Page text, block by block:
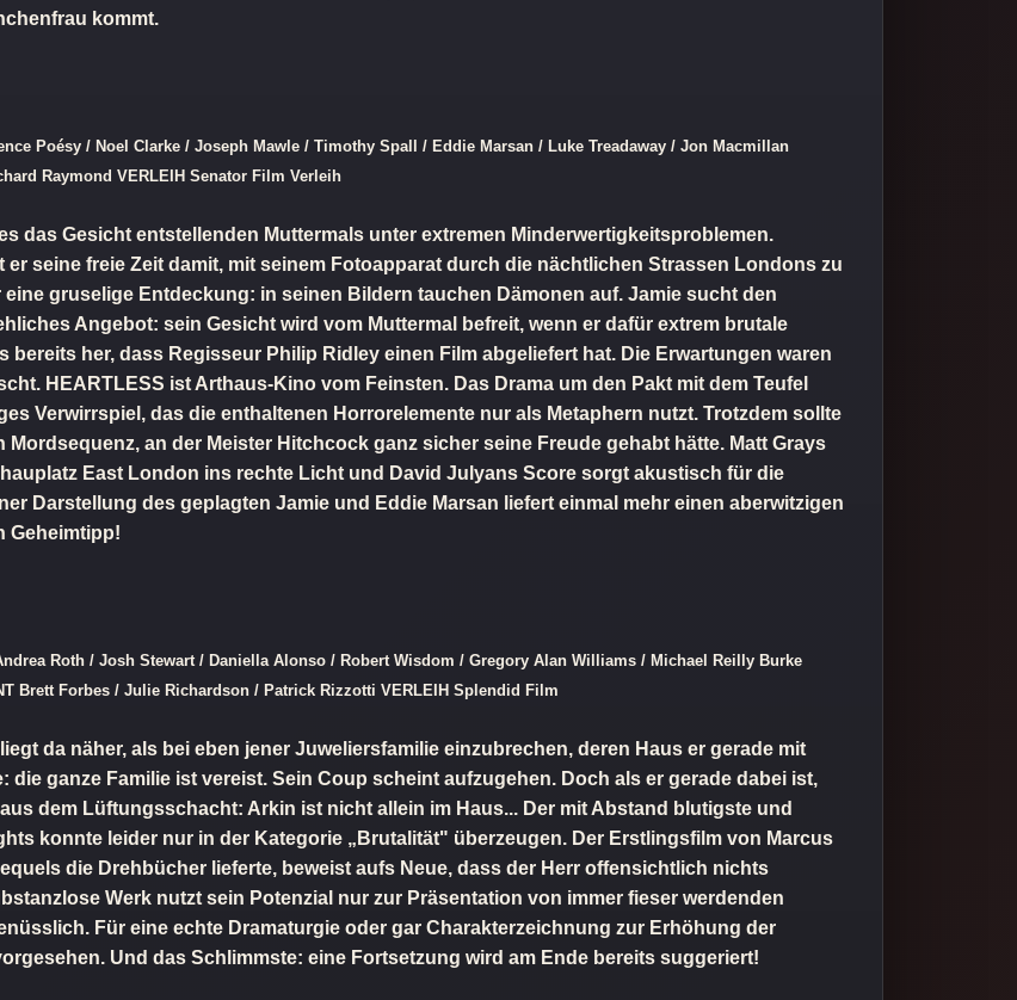
kommt.
Poésy / Noel Clarke / Joseph Mawle / Timothy Spall / Eddie Marsan / Luke Treadaway / Jon Macmillan
Raymond VERLEIH Senator Film Verleih
das Gesicht entstellenden Muttermals unter extremen Minderwertigkeitsproblemen.
seine freie Zeit damit, mit seinem Fotoapparat durch die nächtlichen Strassen Londons zu
gruselige Entdeckung: in seinen Bildern tauchen Dämonen auf. Jamie sucht den
Angebot: sein Gesicht wird vom Muttermal befreit, wenn er dafür extrem brutale
bereits her, dass Regisseur Philip Ridley einen Film abgeliefert hat. Die Erwartungen waren
HEARTLESS ist Arthaus-Kino vom Feinsten. Das Drama um den Pakt mit dem Teufel
Verwirrspiel, das die enthaltenen Horrorelemente nur als Metaphern nutzt. Trotzdem sollte
an der Meister Hitchcock ganz sicher seine Freude gehabt hätte. Matt Grays
East London ins rechte Licht und David Julyans Score sorgt akustisch für die
Darstellung des geplagten Jamie und Eddie Marsan liefert einmal mehr einen aberwitzigen
Geheimtipp!
Roth / Josh Stewart / Daniella Alonso / Robert Wisdom / Gregory Alan Williams / Michael Reilly Burke
Brett Forbes / Julie Richardson / Patrick Rizzotti VERLEIH Splendid Film
da näher, als bei eben jener Juweliersfamilie einzubrechen, deren Haus er gerade mit
die ganze Familie ist vereist. Sein Coup scheint aufzugehen. Doch als er gerade dabei ist,
dem Lüftungsschacht: Arkin ist nicht allein im Haus... Der mit Abstand blutigste und
konnte leider nur in der Kategorie „Brutalität" überzeugen. Der Erstlingsfilm von Marcus
die Drehbücher lieferte, beweist aufs Neue, dass der Herr offensichtlich nichts
Werk nutzt sein Potenzial nur zur Präsentation von immer fieser werdenden
Für eine echte Dramaturgie oder gar Charakterzeichnung zur Erhöhung der
Und das Schlimmste: eine Fortsetzung wird am Ende bereits suggeriert!